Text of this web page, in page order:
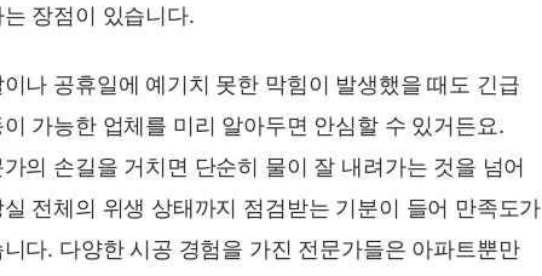
장점이 있습니다.
나 공휴일에 예기치 못한 막힘이 발생했을 때도 긴급
가능한 업체를 미리 알아두면 안심할 수 있거든요.
의 손길을 거치면 단순히 물이 잘 내려가는 것을 넘어
전체의 위생 상태까지 점검받는 기분이 들어 만족도가
다. 다양한 시공 경험을 가진 전문가들은 아파트뿐만